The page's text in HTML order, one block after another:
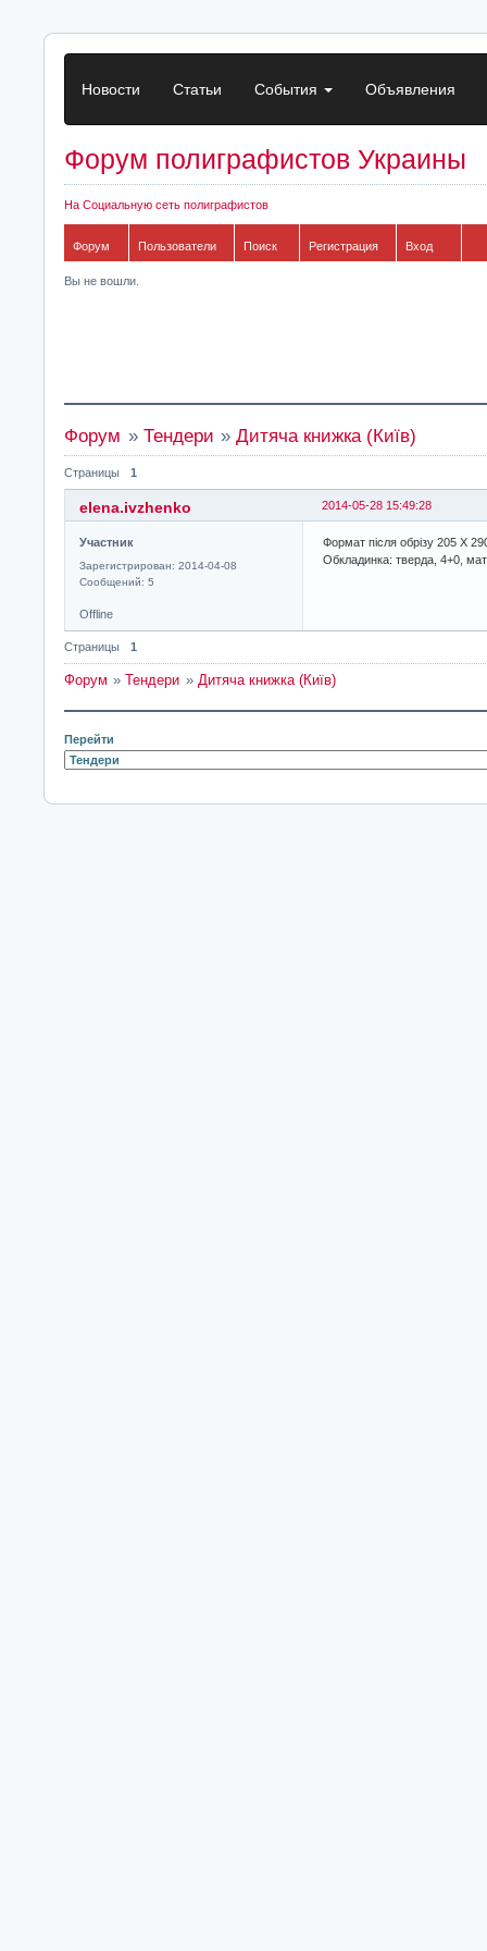
Новости Статьи События Объявления
Форум полиграфистов Украины
На Социальную сеть полиграфистов
Форум Пользователи Поиск Регистрация Вход
Вы не вошли.
Форум » Тендери »Дитяча книжка (Київ)
Страницы 1
2014-05-28 15:49:28
elena.ivzhenko
Участник
Зарегистрирован: 2014-04-08
Сообщений: 5
Формат після обрізу 205 Х
Обкладинка: тверда, 4+0,
Offline
Страницы 1
Форум »Тендери » Дитяча книжка (Київ)
Перейти